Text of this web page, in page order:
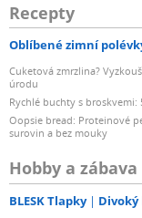
Recepty
Oblíbené zimní
Cuketová zmrzlina?
úrodu
Rychlé buchty s
Oopsie bread: Proteinové
surovin a bez mouky
Hobby a zábava
BLESK Tlapky